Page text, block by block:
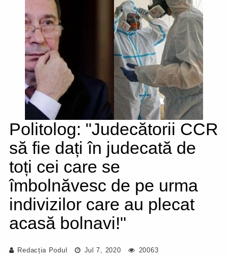
Politolog: "Judecătorii CCR
să fie dați în judecată de
toți cei care se
îmbolnăvesc de pe urma
indivizilor care au plecat
acasă bolnavi!"
Redacția Podul Jul 7, 2020 20063